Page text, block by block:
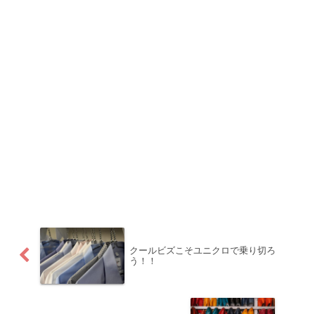
クールビズこそユニクロで乗り切ろ
う！！